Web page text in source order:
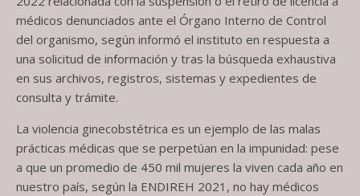
médicos denunciados ante el Órgano Interno de Control
del organismo, según informó el instituto en respuesta a
una solicitud de información y tras la búsqueda exhaustiva
en sus archivos, registros, sistemas y expedientes de
consulta y trámite.
La violencia ginecobstétrica es un ejemplo de las malas
prácticas médicas que se perpetúan en la impunidad: pese
a que un promedio de 450 mil mujeres la viven cada año en
nuestro país, según la ENDIREH 2021, no hay médicos